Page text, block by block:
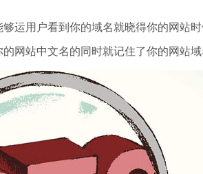
运用户看到你的域名就晓得你的网站时
网站中文名的同时就记住了你的网站域